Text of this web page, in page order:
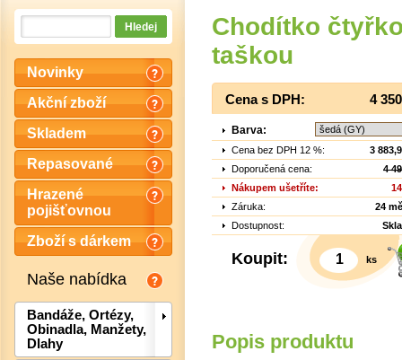
Novinky
Akční zboží
Skladem
Repasované
Hrazené
pojišťovnou
Zboží s dárkem
Naše nabídka
Bandáže, Ortézy,
Obinadla, Manžety,
Dlahy
Chodítko
taškou
Cena s DPH: 4
Barva:
Cena bez DPH 12 %:
3
Doporučená cena:
4
Nákupem ušetříte:
Záruka:
24
Dostupnost:
Koupit: ks
Popis produktu